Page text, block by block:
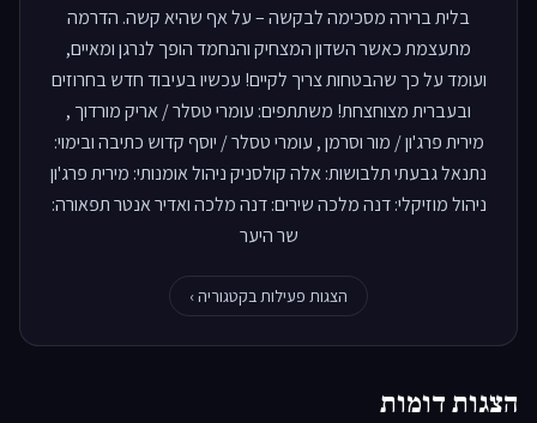
בלית ברירה מסכימה לבקשה – על אף שהיא קשה. הדרמה
מתעצמת כאשר השדון המצחיק והנחמד הופך לנרגן ומאיים,
ועומד על כך שהבטחות צריך לקיים! עכשיו בעיבוד חדש בחרוזים
ובעברית מצוחצחת! משתתפים: עומרי טסלר / אריק מורדוך ,
מירית פרג'ון / מור וסרמן , עומרי טסלר / יוסף קדוש כתיבה ובימוי:
נתנאל גבעתי תלבושות: אלה קולסניק ניהול אומנותי: מירית פרג'ון
ניהול מוזיקלי: דנה מלכה שירים: דנה מלכה ואדיר אנטר תפאורה:
שר היער
הצגות פעילות בקטגוריה ›
הצגות דומות